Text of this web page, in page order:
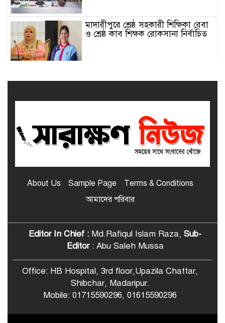
মাদারীপুরে শ্রেষ্ঠ সহকারী শিক্ষিকা রেবা
ও শ্রেষ্ঠ কাব শিক্ষক রোকসানা নির্বাচিত
শিবচরের সেলিনা
মাদারীপুর জেলার শ্রেষ্ঠ প্রধান শিক্ষক
নির্বাচিত হলেন শিবচরের ইদ্রিশ আলী
শিবচরে আত্মপ্রকাশ হলো “শিবচর পোস্ট
অ্যালায়েন্স”
অভিযোগ, পুড়ে ছাই ঘরবাড়ি ও
মালামাল
শিবচরে শিক্ষার্থীদের জন্য বিনামূল্যে বাস
ভাড়ার ব্যবস্থা করে দিলেন ছাত্রদল নেতা
আটকে অতিরিক্ত টাকা আদায়ের
About Us Sample Page
Terms & Conditions
আমাদের পরিবার
Editor In Chief : Md.Rafiqul Islam Raza, Sub-
Editor: Abu Saleh Mussa
Office: HB Hospital, 3rd floor,Upazila Chattar,
Shibchar, Madaripur.
Mobile: 01715590296, 01615590296